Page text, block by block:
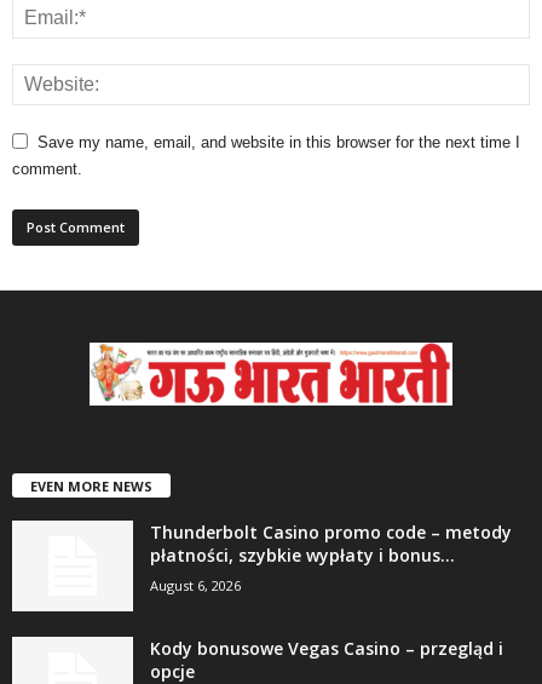
Save my name, email, and website in this browser for the next time I
comment.
EVEN MORE NEWS
Thunderbolt Casino promo code – metody
płatności, szybkie wypłaty i bonus...
August 6, 2026
Kody bonusowe Vegas Casino – przegląd i
opcje